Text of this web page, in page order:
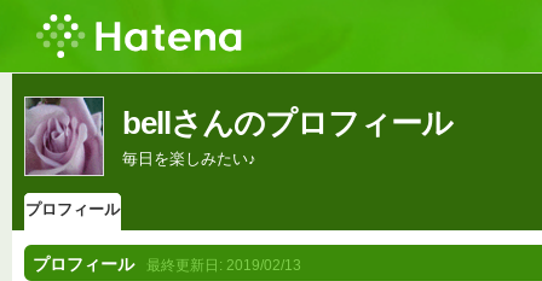
bellさんのプロフィール
毎日を楽しみたい♪
プロフィール
プロフィール 最終更新日: 2019/02/13